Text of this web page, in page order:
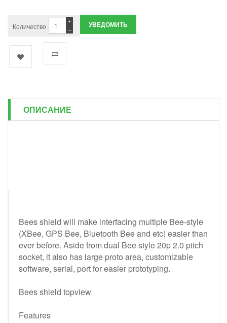
Количество −
+ УВЕДОМИТЬ
ОПИСАНИЕ
Bees shield will make interfacing multiple Bee-style
(XBee, GPS Bee, Bluetooth Bee and etc) easier than
ever before. Aside from dual Bee style 20p 2.0 pitch
socket, it also has large proto area, customizable
software, serial, port for easier prototyping.
Bees shield topview
Features